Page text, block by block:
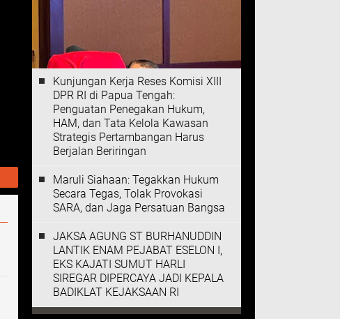
Kunjungan Kerja Reses Komisi XIII
DPR RI di Papua Tengah:
Penguatan Penegakan Hukum,
HAM, dan Tata Kelola Kawasan
Strategis Pertambangan Harus
Berjalan Beriringan
Maruli Siahaan: Tegakkan Hukum
Secara Tegas, Tolak Provokasi
SARA, dan Jaga Persatuan Bangsa
JAKSA AGUNG ST BURHANUDDIN
LANTIK ENAM PEJABAT ESELON I,
EKS KAJATI SUMUT HARLI
SIREGAR DIPERCAYA JADI KEPALA
BADIKLAT KEJAKSAAN RI